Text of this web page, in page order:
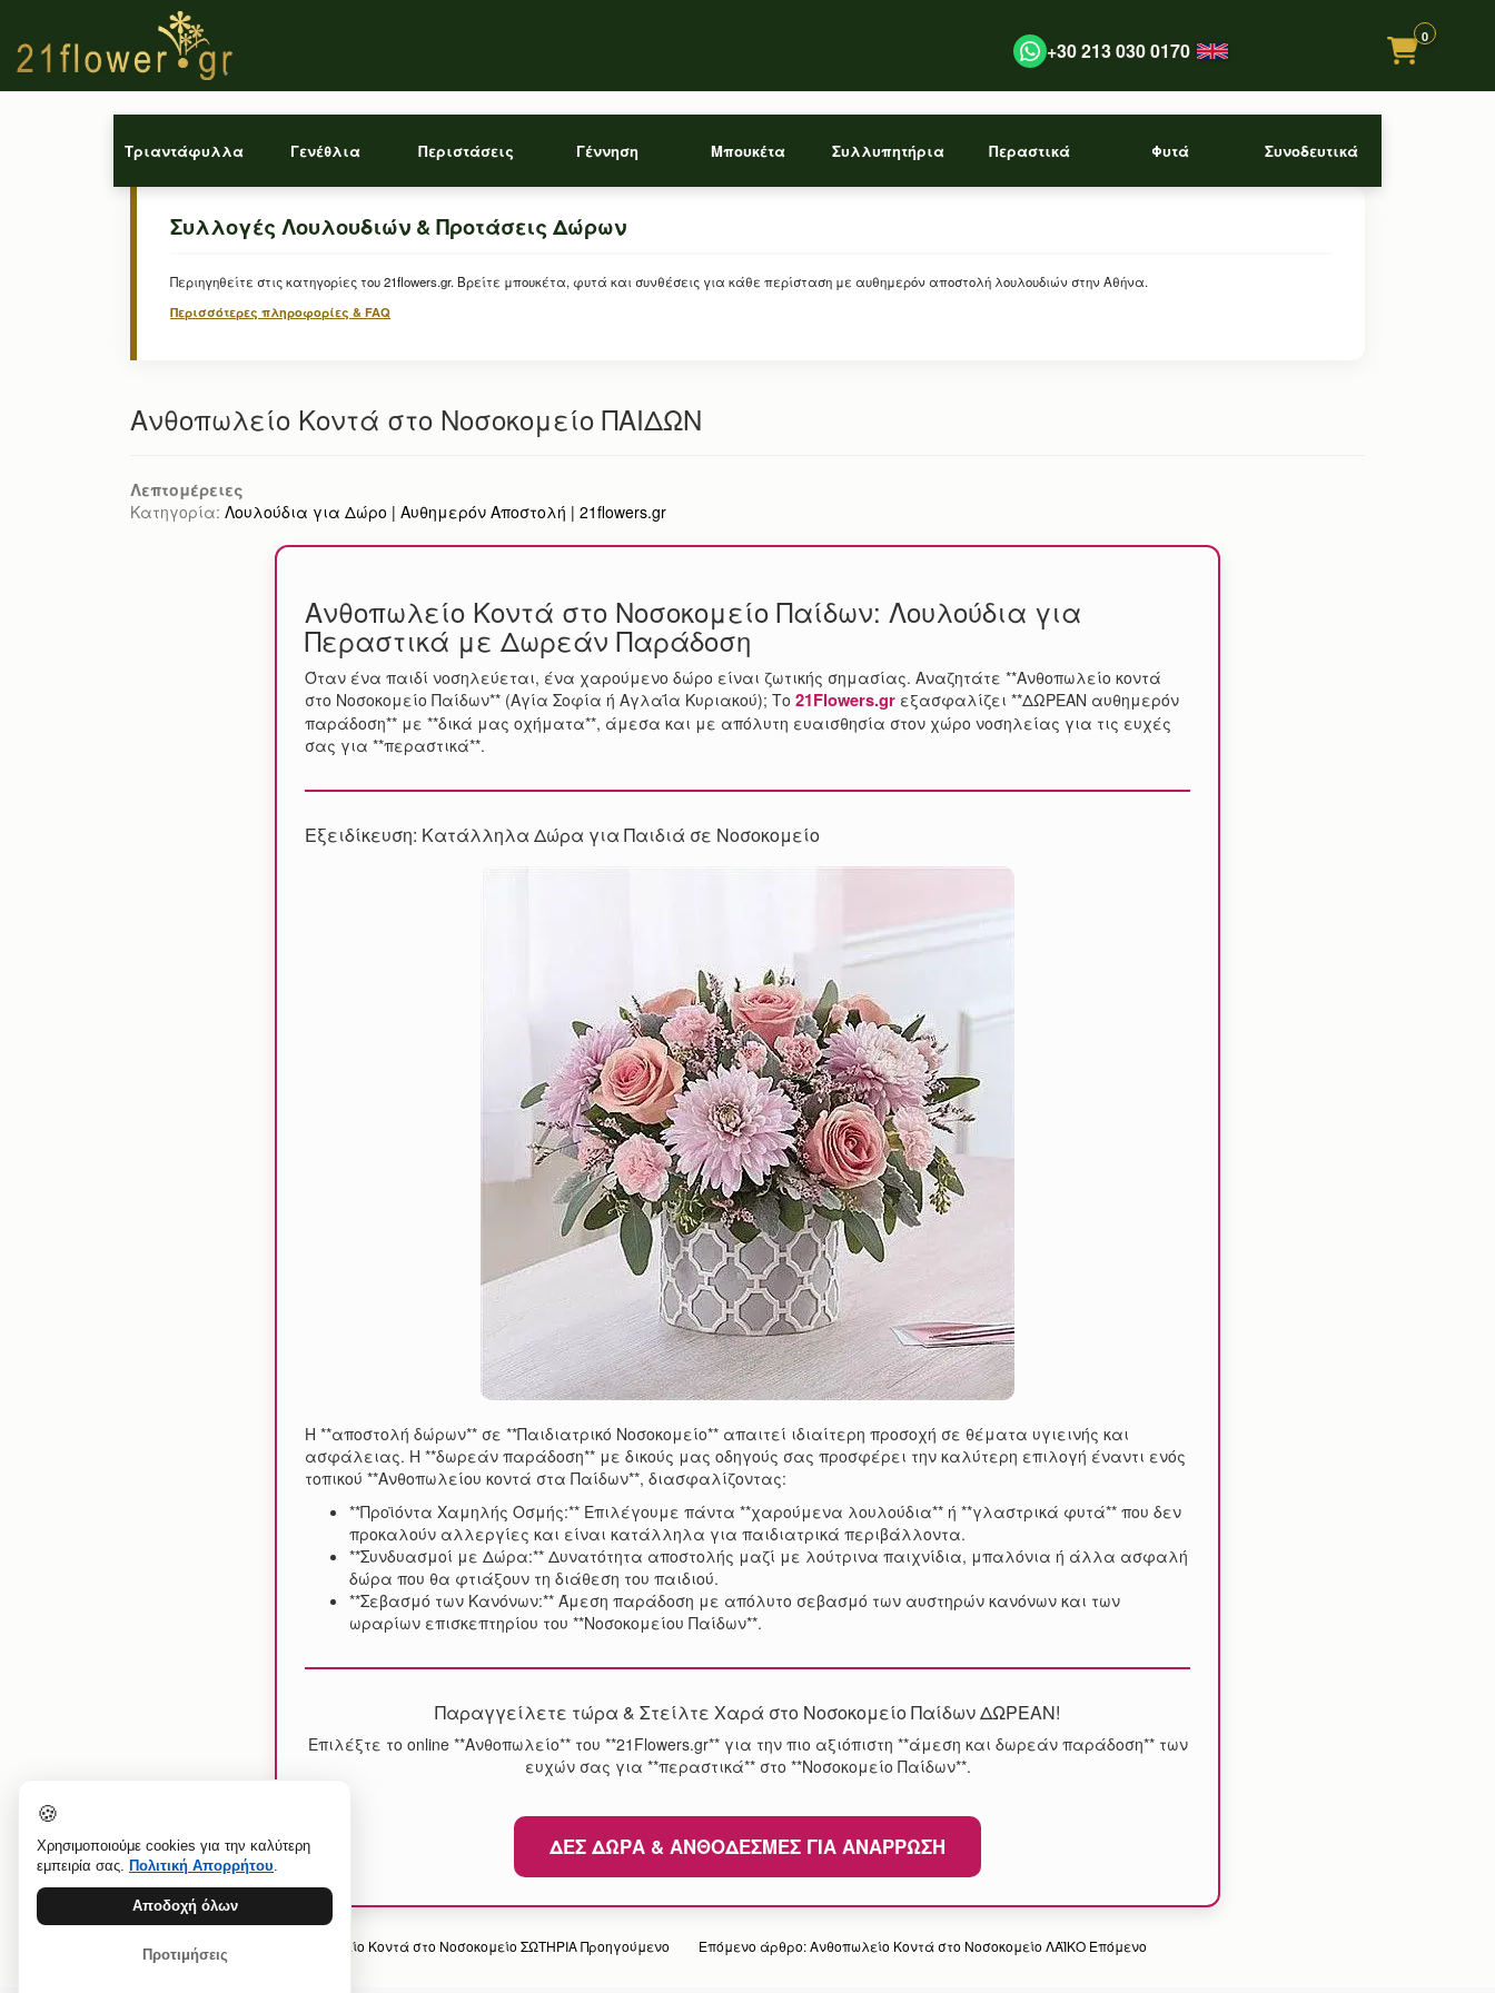
+30 213 030 0170
0
Τριαντάφυλλα Γενέθλια Περιστάσεις Γέννηση Μπουκέτα Συλλυπητήρια Περαστικά Φυτά Συνοδευτικά
Συλλογές Λουλουδιών & Προτάσεις Δώρων
Περιηγηθείτε στις κατηγορίες του 21flowers.gr. Βρείτε μπουκέτα, φυτά και συνθέσεις για κάθε περίσταση με αυθημερόν αποστολή λουλουδιών στην Αθήνα.
Περισσότερες πληροφορίες & FAQ
Ανθοπωλείο Κοντά στο Νοσοκομείο ΠΑΙΔΩΝ
Λεπτομέρειες
Κατηγορία: Λουλούδια για Δώρο | Αυθημερόν Αποστολή | 21flowers.gr
Ανθοπωλείο Κοντά στο Νοσοκομείο Παίδων: Λουλούδια για
Περαστικά με Δωρεάν Παράδοση
Όταν ένα παιδί νοσηλεύεται, ένα χαρούμενο δώρο είναι ζωτικής σημασίας. Αναζητάτε **Ανθοπωλείο κοντά
στο Νοσοκομείο Παίδων** (Αγία Σοφία ή Αγλαΐα Κυριακού); Το 21Flowers.gr εξασφαλίζει **ΔΩΡΕΑΝ αυθημερόν
παράδοση** με **δικά μας οχήματα**, άμεσα και με απόλυτη ευαισθησία στον χώρο νοσηλείας για τις ευχές
σας για **περαστικά**.
Εξειδίκευση: Κατάλληλα Δώρα για Παιδιά σε Νοσοκομείο
Η **αποστολή δώρων** σε **Παιδιατρικό Νοσοκομείο** απαιτεί ιδιαίτερη προσοχή σε θέματα υγιεινής και
ασφάλειας. Η **δωρεάν παράδοση** με δικούς μας οδηγούς σας προσφέρει την καλύτερη επιλογή έναντι ενός
τοπικού **Ανθοπωλείου κοντά στα Παίδων**, διασφαλίζοντας:
**Προϊόντα Χαμηλής Οσμής:** Επιλέγουμε πάντα **χαρούμενα λουλούδια** ή **γλαστρικά φυτά** που δεν
προκαλούν αλλεργίες και είναι κατάλληλα για παιδιατρικά περιβάλλοντα.
**Συνδυασμοί με Δώρα:** Δυνατότητα αποστολής μαζί με λούτρινα παιχνίδια, μπαλόνια ή άλλα ασφαλή
δώρα που θα φτιάξουν τη διάθεση του παιδιού.
**Σεβασμό των Κανόνων:** Άμεση παράδοση με απόλυτο σεβασμό των αυστηρών κανόνων και των
ωραρίων επισκεπτηρίου του **Νοσοκομείου Παίδων**.
Παραγγείλετε τώρα & Στείλτε Χαρά στο Νοσοκομείο Παίδων ΔΩΡΕΑΝ!
Επιλέξτε το online **Ανθοπωλείο** του **21Flowers.gr** για την πιο αξιόπιστη **άμεση και δωρεάν παράδοση** των
ευχών σας για **περαστικά** στο **Νοσοκομείο Παίδων**.
ΔΕΣ ΔΏΡΑ & ΑΝΘΟΔΈΣΜΕΣ ΓΙΑ ΑΝΆΡΡΩΣΗ
Προηγούμενο άρθρο: Ανθοπωλείο Κοντά στο Νοσοκομείο ΣΩΤΗΡΙΑΠροηγούμενο Επόμενο άρθρο: Ανθοπωλείο Κοντά στο Νοσοκομείο ΛΑΪΚΟ Επόμενο
🍪
Χρησιμοποιούμε cookies για την καλύτερη
εμπειρία σας. Πολιτική Απορρήτου.
Αποδοχή όλων
Προτιμήσεις